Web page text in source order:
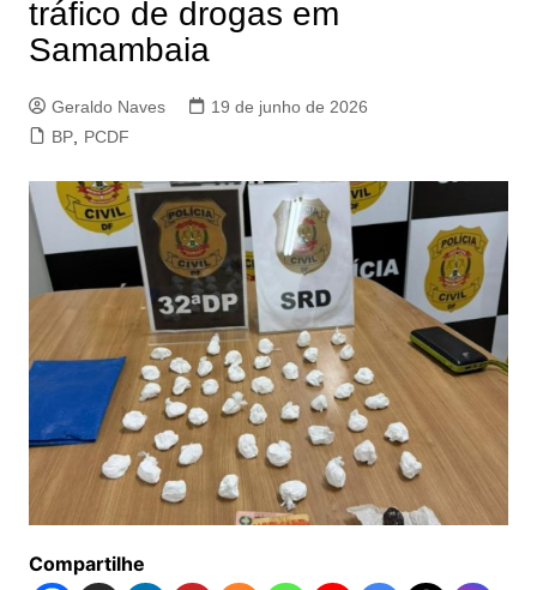
tráfico de drogas em
Samambaia
Geraldo Naves
19 de junho de 2026
BP, PCDF
Compartilhe